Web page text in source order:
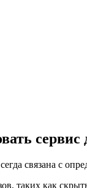
сервис
связана с
таких как